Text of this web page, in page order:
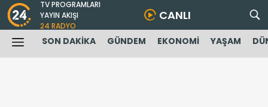
TV PROGRAMLARI
YAYIN AKIŞI
24 RADYO
CANLI
SON DAKİKA GÜNDEM EKONOMİ YAŞAM